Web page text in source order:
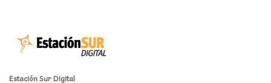
Estación Sur Digital